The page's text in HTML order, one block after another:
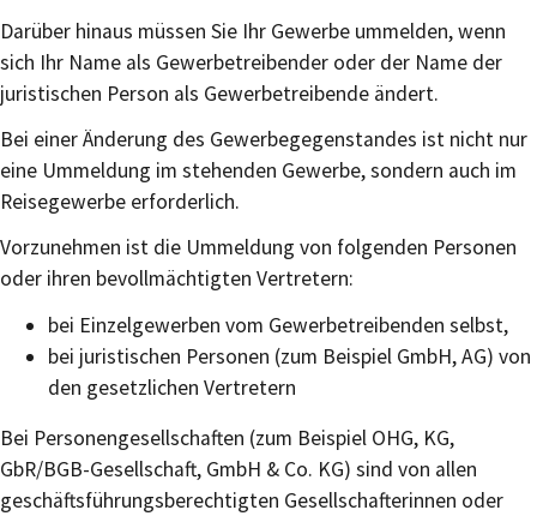
Darüber hinaus müssen Sie Ihr Gewerbe ummelden, wenn
sich Ihr Name als Gewerbetreibender oder der Name der
juristischen Person als Gewerbetreibende ändert.
Bei einer Änderung des Gewerbegegenstandes ist nicht nur
eine Ummeldung im stehenden Gewerbe, sondern auch im
Reisegewerbe erforderlich.
Vorzunehmen ist die Ummeldung von folgenden Personen
oder ihren bevollmächtigten Vertretern:
bei Einzelgewerben vom Gewerbetreibenden selbst,
bei juristischen Personen (zum Beispiel GmbH, AG) von
den gesetzlichen Vertretern
Bei Personengesellschaften (zum Beispiel OHG, KG,
GbR/BGB-Gesellschaft, GmbH & Co. KG) sind von allen
geschäftsführungsberechtigten Gesellschafterinnen oder